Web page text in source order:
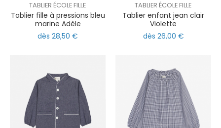
TABLIER ÉCOLE FILLE
Tablier fille à pressions bleu
marine Adèle
dès 28,50 €
TABLIER ÉCOLE FILLE
Tablier enfant jean clair
Violette
dès 26,00 €